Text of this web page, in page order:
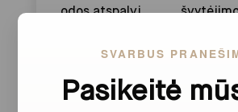
SVARBUS
Pasikeitė
odos atspalvį.